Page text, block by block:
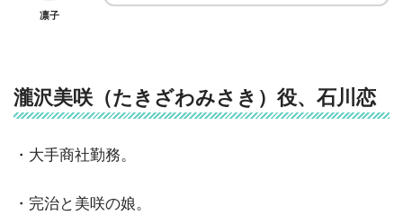
凛子
瀧沢美咲（たきざわみさき）役、石川恋
・大手商社勤務。
・完治と美咲の娘。